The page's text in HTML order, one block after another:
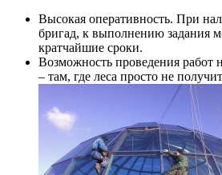
Высокая оперативность. При
бригад, к выполнению задания
кратчайшие сроки.
Возможность проведения работ
– там, где леса просто не